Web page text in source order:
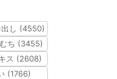
出し (4550)
ち (3455)
ス (2608)
(1766)